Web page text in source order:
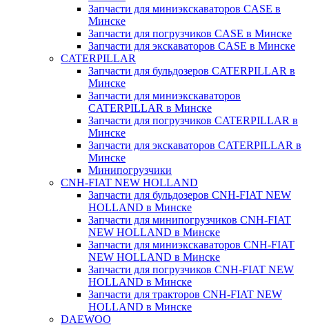
Запчасти для миниэкскаваторов CASE в
Минске
Запчасти для погрузчиков CASE в Минске
Запчасти для экскаваторов CASE в Минске
CATERPILLAR
Запчасти для бульдозеров CATERPILLAR в
Минске
Запчасти для миниэкскаваторов
CATERPILLAR в Минске
Запчасти для погрузчиков CATERPILLAR в
Минске
Запчасти для экскаваторов CATERPILLAR в
Минскe
Минипогрузчики
CNH-FIAT NEW HOLLAND
Запчасти для бульдозеров CNH-FIAT NEW
HOLLAND в Минске
Запчасти для минипогрузчиков CNH-FIAT
NEW HOLLAND в Минске
Запчасти для миниэкскаваторов CNH-FIAT
NEW HOLLAND в Минске
Запчасти для погрузчиков CNH-FIAT NEW
HOLLAND в Минске
Запчасти для тракторов CNH-FIAT NEW
HOLLAND в Минске
DAEWOO